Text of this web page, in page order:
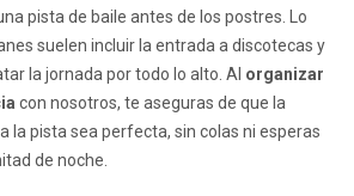
pista de baile antes de los postres. Lo
suelen incluir la entrada a discotecas y
la jornada por todo lo alto. Al organizar
con nosotros, te aseguras de que la
la pista sea perfecta, sin colas ni esperas
de noche.